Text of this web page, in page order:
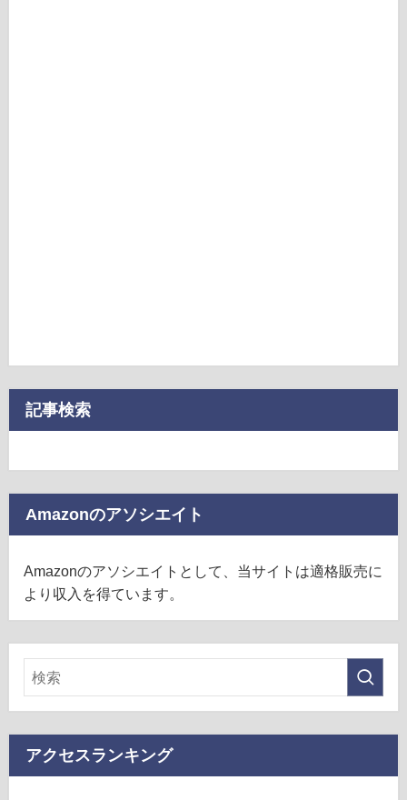
記事検索
Amazonのアソシエイト
Amazonのアソシエイトとして、当サイトは適格販売に
より収入を得ています。
アクセスランキング